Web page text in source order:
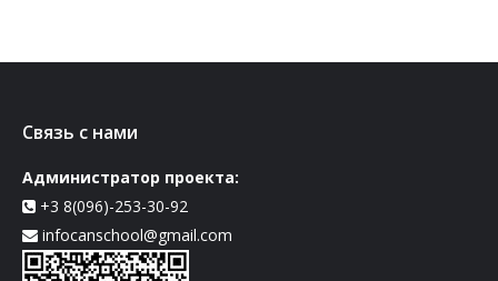
Связь с нами
Администратор проекта:
+3 8(096)-253-30-92
infocanschool@gmail.com